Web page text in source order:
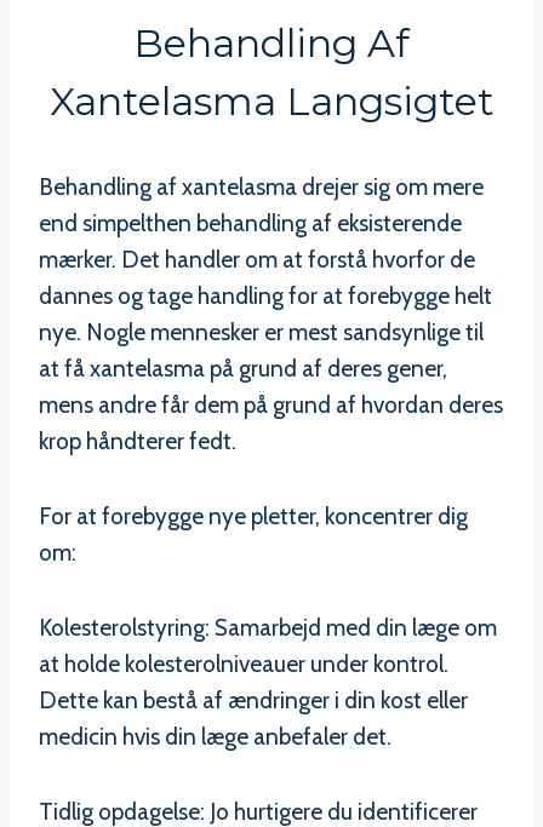
Behandling Af
Xantelasma Langsigtet
Behandling af xantelasma drejer sig om mere
end simpelthen behandling af eksisterende
mærker. Det handler om at forstå hvorfor de
dannes og tage handling for at forebygge helt
nye. Nogle mennesker er mest sandsynlige til
at få xantelasma på grund af deres gener,
mens andre får dem på grund af hvordan deres
krop håndterer fedt.
For at forebygge nye pletter, koncentrer dig
om:
Kolesterolstyring: Samarbejd med din læge om
at holde kolesterolniveauer under kontrol.
Dette kan bestå af ændringer i din kost eller
medicin hvis din læge anbefaler det.
Tidlig opdagelse: Jo hurtigere du identificerer